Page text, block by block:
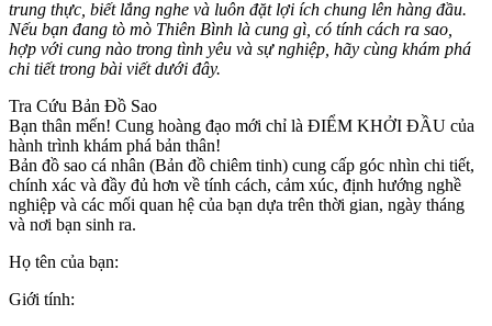
trung thực, biết lắng nghe và luôn đặt lợi ích chung lên hàng đầu.
Nếu bạn đang tò mò Thiên Bình là cung gì, có tính cách ra sao,
hợp với cung nào trong tình yêu và sự nghiệp, hãy cùng khám phá
chi tiết trong bài viết dưới đây.
Tra Cứu Bản Đồ Sao
Bạn thân mến! Cung hoàng đạo mới chỉ là ĐIỂM KHỞI ĐẦU của
hành trình khám phá bản thân!
Bản đồ sao cá nhân (Bản đồ chiêm tinh) cung cấp góc nhìn chi tiết,
chính xác và đầy đủ hơn về tính cách, cảm xúc, định hướng nghề
nghiệp và các mối quan hệ của bạn dựa trên thời gian, ngày tháng
và nơi bạn sinh ra.
Họ tên của bạn:
Giới tính: